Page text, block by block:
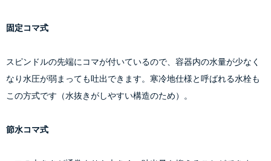
固定コマ式
スピンドルの先端にコマが付いているので、容器内の水量が少なく
なり水圧が弱まっても吐出できます。寒冷地仕様と呼ばれる水栓も
この方式です（水抜きがしやすい構造のため）。
節水コマ式